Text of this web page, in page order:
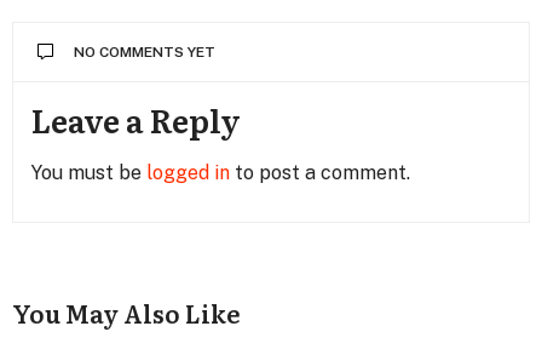
NO COMMENTS YET
Leave a Reply
You must be logged in to post a comment.
You May Also Like